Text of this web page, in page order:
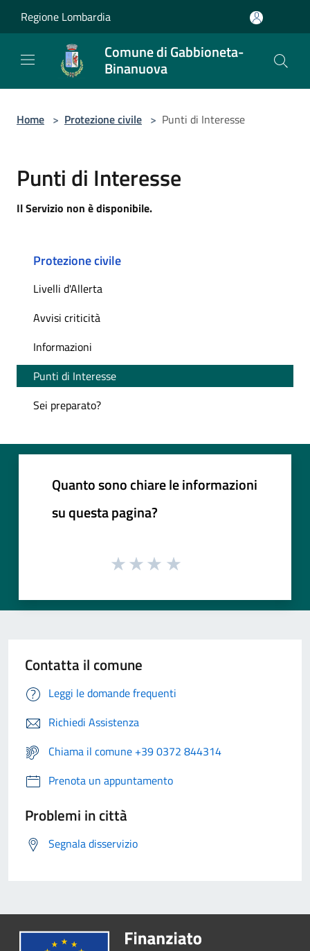
Regione Lombardia
Comune di Gabbioneta-
Binanuova
Home > Protezione civile > Punti di Interesse
Punti di Interesse
Il Servizio non è disponibile.
Protezione civile
Livelli d'Allerta
Avvisi criticità
Informazioni
Punti di Interesse
Sei preparato?
Quanto sono chiare le informazioni
su questa pagina?
Contatta il comune
Leggi le domande frequenti
Richiedi Assistenza
Chiama il comune +39 0372 844314
Prenota un appuntamento
Problemi in città
Segnala disservizio